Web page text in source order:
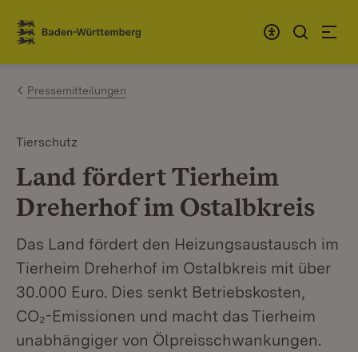
Zum Inhalt springen
Link zur Startseite
Pressemitteilungen
Tierschutz
Land fördert Tierheim
Dreherhof im Ostalbkreis
Das Land fördert den Heizungsaustausch im
Tierheim Dreherhof im Ostalbkreis mit über
30.000 Euro. Dies senkt Betriebskosten,
CO₂-Emissionen und macht das Tierheim
unabhängiger von Ölpreisschwankungen.